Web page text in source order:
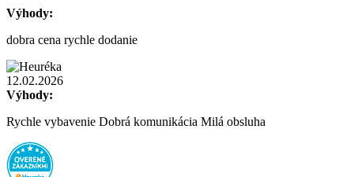
Výhody:
dobra cena rychle dodanie
12.02.2026
Výhody:
Rychle vybavenie Dobrá komunikácia Milá obsluha